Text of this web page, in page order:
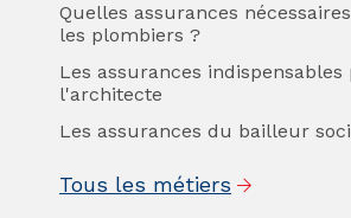
Quelles assurances
les plombiers ?
Les assurances indispensables
l'architecte
Les assurances du bailleur
Tous les métiers